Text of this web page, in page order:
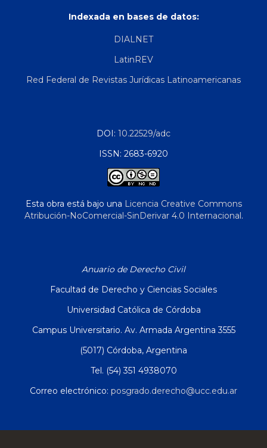
Indexada en bases de datos:
DIALNET
LatinREV
Red Federal de Revistas Jurídicas Latinoamericanas
DOI: 10.22529/adc
ISSN: 2683-6920
Esta obra está bajo una Licencia Creative Commons
Atribución-NoComercial-SinDerivar 4.0 Internacional .
Anuario de Derecho Civil
Facultad de Derecho y Ciencias Sociales
Universidad Católica de Córdoba
Campus Universitario. Av. Armada Argentina 3555
(5017) Córdoba, Argentina
Tel. (54) 351 4938070
Correo electrónico: posgrado.derecho@ucc.edu.ar